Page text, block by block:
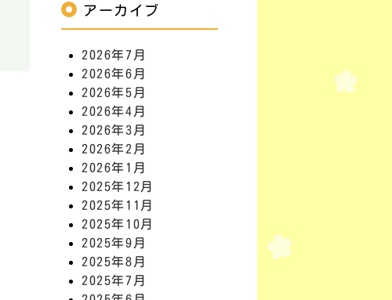
アーカイブ
2026年7月
2026年6月
2026年5月
2026年4月
2026年3月
2026年2月
2026年1月
2025年12月
2025年11月
2025年10月
2025年9月
2025年8月
2025年7月